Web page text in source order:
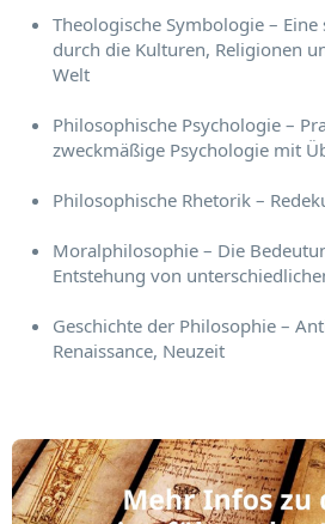
Theologische Symbologie –
durch die Kulturen, Religionen
Welt
Philosophische Psychologie –
zweckmäßige Psychologie mit
Philosophische Rhetorik –
Moralphilosophie – Die
Entstehung von
Geschichte der Philosophie –
Renaissance, Neuzeit